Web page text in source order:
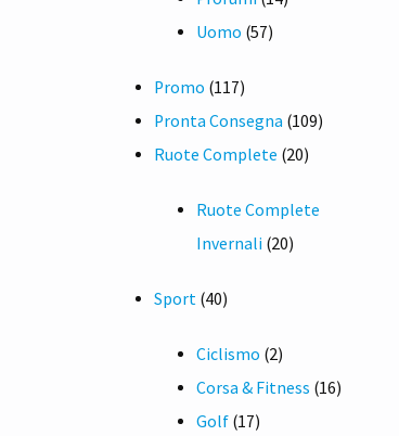
Uomo 5757
Promo 117117
prodotti
Pronta Consegna 109109
Ruote Complete 2020
Ruote Complete
Invernali 2020
Sport 4040
Ciclismo 22
prodotti
Corsa & Fitness 1616
Golf 1717